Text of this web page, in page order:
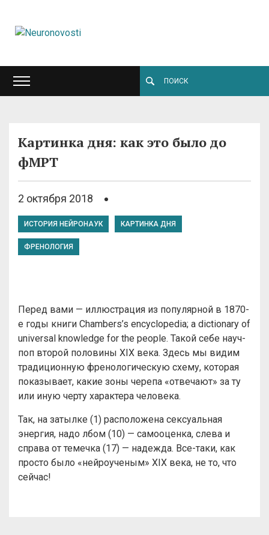
Картинка дня: как это было до
фМРТ
2 октября 2018
ИСТОРИЯ НЕЙРОНАУК КАРТИНКА ДНЯ
ФРЕНОЛОГИЯ
Перед вами — иллюстрация из популярной в 1870-
е годы книги Chambers’s encyclopedia; a dictionary of
universal knowledge for the people. Такой себе науч-
поп второй половины XIX века. Здесь мы видим
традиционную френологическую схему, которая
показывает, какие зоны черепа «отвечают» за ту
или иную черту характера человека.
Так, на затылке (1) расположена сексуальная
энергия, надо лбом (10) — самооценка, слева и
справа от темечка (17) — надежда. Все-таки, как
просто было «нейроученым» XIX века, не то, что
сейчас!